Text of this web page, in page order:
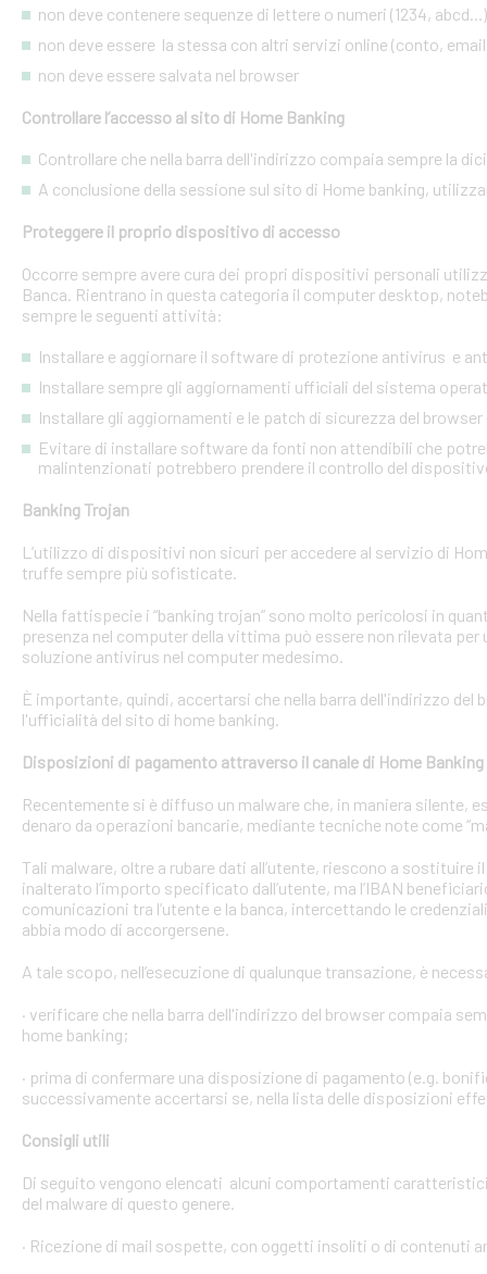
non deve contenere sequenze di lettere o numeri (1234, abcd...)
non deve essere la stessa con altri servizi online (conto,
non deve essere salvata nel browser
Controllare l’accesso al sito di Home Banking
Controllare che nella barra dell'indirizzo compaia sempre la
A conclusione della sessione sul sito di Home banking,
Proteggere il proprio dispositivo di accesso
Occorre sempre avere cura dei propri dispositivi personali
Banca. Rientrano in questa categoria il computer desktop,
sempre le seguenti attività:
Installare e aggiornare il software di protezione antivirus e
Installare sempre gli aggiornamenti ufficiali del sistema
Installare gli aggiornamenti e le patch di sicurezza del
Evitare di installare software da fonti non attendibili che
malintenzionati potrebbero prendere il controllo del
Banking Trojan
L’utilizzo di dispositivi non sicuri per accedere al servizio di
truffe sempre più sofisticate.
Nella fattispecie i “banking trojan” sono molto pericolosi in
presenza nel computer della vittima può essere non rilevata
soluzione antivirus nel computer medesimo.
È importante, quindi, accertarsi che nella barra dell'indirizzo
l'ufficialità del sito di home banking.
Disposizioni di pagamento attraverso il canale di Home Banking
Recentemente si è diffuso un malware che, in maniera silente,
denaro da operazioni bancarie, mediante tecniche note come
Tali malware, oltre a rubare dati all’utente, riescono a
inalterato l’importo specificato dall’utente, ma l’IBAN
comunicazioni tra l’utente e la banca, intercettando le
abbia modo di accorgersene.
A tale scopo, nell’esecuzione di qualunque transazione, è
· verificare che nella barra dell'indirizzo del browser compaia
home banking;
· prima di confermare una disposizione di pagamento (e.g.
successivamente accertarsi se, nella lista delle disposizioni
Consigli utili
Di seguito vengono elencati alcuni comportamenti
del malware di questo genere.
· Ricezione di mail sospette, con oggetti insoliti o di contenuti